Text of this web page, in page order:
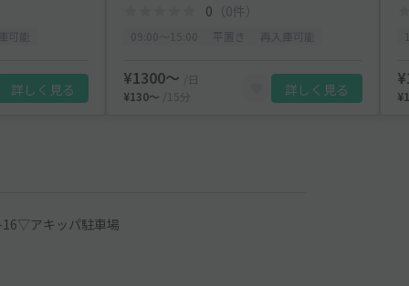
詳しく見る
0 （0件）
¥1300〜
/日
¥130〜
/15分 詳しく見る
アキッパ駐車場